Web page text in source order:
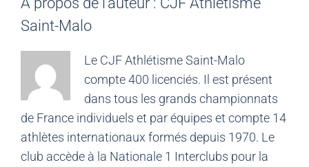
Saint-Malo
Le CJF Athlétisme Saint-Malo
compte 400 licenciés. Il est présent
dans tous les grands championnats
de France individuels et par équipes et compte 14
athlètes internationaux formés depuis 1970. Le
club accède à la Nationale 1 Interclubs pour la